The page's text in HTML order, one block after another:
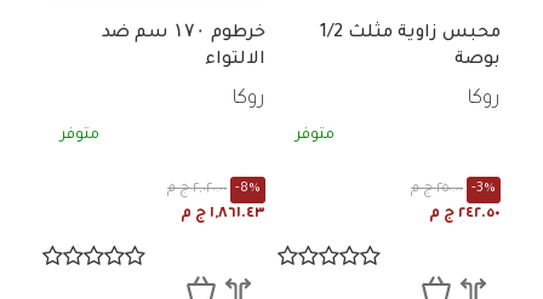
محبس زاوية مثلث 1/2
بوصة
روكا
متوفر
٢٥٠.٠٠ ج م -3%
٢٤٢.٥٠ ج م
خرطوم ۱۷۰ سم ضد
الالتواء
روكا
متوفر
٢,٠٢٠.٠٠ ج م -8%
١,٨٦١.٤٣ ج م